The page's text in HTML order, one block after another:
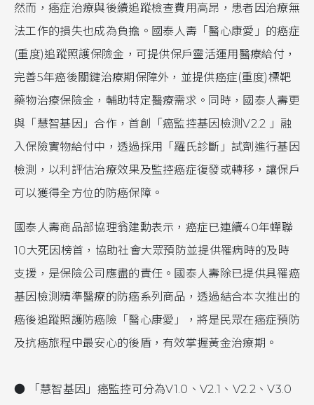
然而，癌症治療與後續追蹤檢查費用高昂，患者因治療無
法工作的損失也成為負擔。國泰人壽「醫心康愛」的癌症
(重度)追蹤照護保險金，可提供保戶靈活運用醫療給付，
完善5年癌後關鍵治療期保障外，並提供癌症(重度)標靶
藥物治療保險金，輔助特定醫療需求。同時，國泰人壽更
與「慧智基因」合作，首創「癌監控基因檢測V2.2 」融
入保險實物給付中，透過採用「羅氏診斷」試劑進行基因
檢測，以利評估治療效果及監控癌症復發或轉移，讓保戶
可以獲得全方位的防癌保障。
國泰人壽商品部協理翁建勳表示，癌症已連續40年蟬聯
10大死因榜首，協助社會大眾預防並提供罹病時的及時
支援，是保險公司應盡的責任。國泰人壽除已提供具罹癌
基因檢測精準醫療的防癌系列商品，透過結合本次推出的
癌後追蹤照護防癌險「醫心康愛」，將是民眾在癌症預防
及抗癌旅程中最安心的後盾，有效掌握黃金治療期。
● 「慧智基因」癌監控可分為V1.0、V2.1、V2.2、V3.0